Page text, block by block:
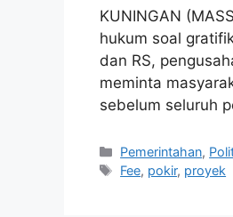
KUNINGAN
hukum soal
dan RS,
meminta
sebelum seluruh
Kategori
Pemerintahan,
Tag
Fee, pokir, proyek